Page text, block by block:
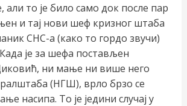
али то је било само док после пар
и тај нови шеф кризног штаба
СНС-а (како то гордо звучи)
је за шефа постављен
ни мање ни више него
(НГШ), врло брзо се
насипа. То је једини случај у